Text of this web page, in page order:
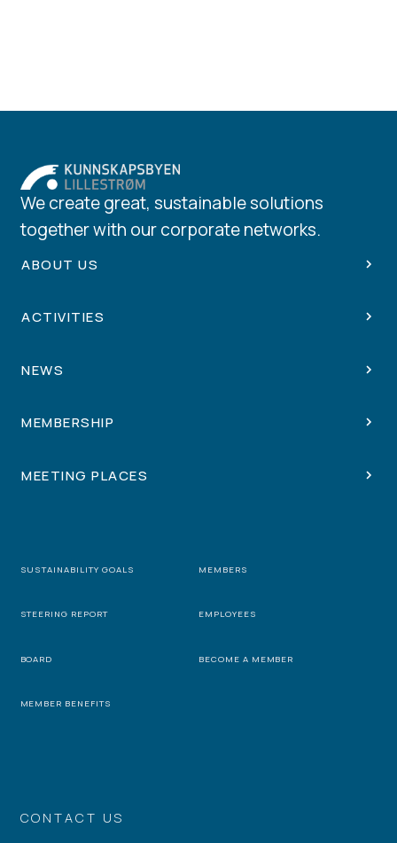
CONTACT US
We create great, sustainable solutions
together with our corporate networks.
ABOUT US
ACTIVITIES
NEWS
MEMBERSHIP
MEETING PLACES
SUSTAINABILITY GOALS MEMBERS
STEERING REPORT EMPLOYEES
BOARD BECOME A MEMBER
MEMBER BENEFITS